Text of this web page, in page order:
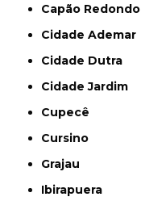
Capão Redondo
Cidade Ademar
Cidade Dutra
Cidade Jardim
Cupecê
Cursino
Grajau
Ibirapuera